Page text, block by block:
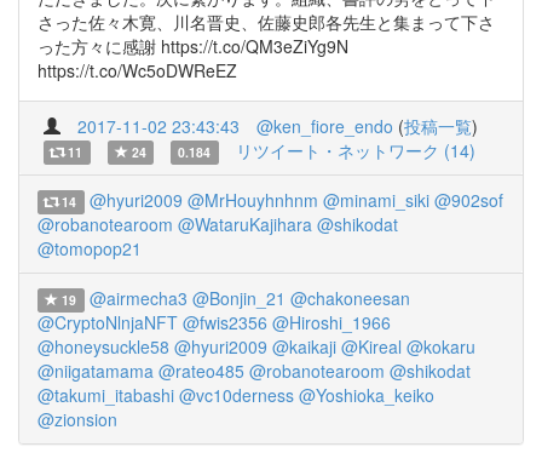
さった佐々木寛、川名晋史、佐藤史郎各先生と集まって下さ
った方々に感謝 https://t.co/QM3eZiYg9N
https://t.co/Wc5oDWReEZ
2017-11-02 23:43:43 @ken_fiore_endo (投稿一覧)
11 24 0.184 リツイート・ネットワーク (14)
14 @hyuri2009 @MrHouyhnhnm @minami_siki @902sof
@robanotearoom @WataruKajihara @shikodat
@tomopop21
19 @airmecha3 @Bonjin_21 @chakoneesan
@CryptoNlnjaNFT @fwis2356 @Hiroshi_1966
@honeysuckle58 @hyuri2009 @kaikaji @Kireal @kokaru
@niigatamama @rateo485 @robanotearoom @shikodat
@takumi_itabashi @vc10derness @Yoshioka_keiko
@zionsion